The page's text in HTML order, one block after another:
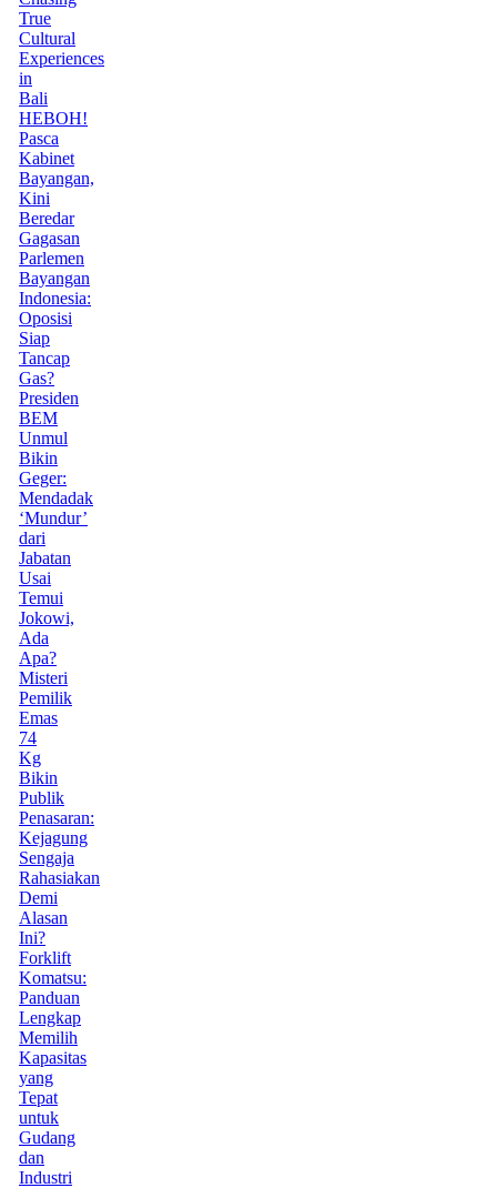
True
Cultural
Experiences
in
Bali
HEBOH!
Pasca
Kabinet
Bayangan,
Kini
Beredar
Gagasan
Parlemen
Bayangan
Indonesia:
Oposisi
Siap
Tancap
Gas?
Presiden
BEM
Unmul
Bikin
Geger:
Mendadak
‘Mundur’
dari
Jabatan
Usai
Temui
Jokowi,
Ada
Apa?
Misteri
Pemilik
Emas
74
Kg
Bikin
Publik
Penasaran:
Kejagung
Sengaja
Rahasiakan
Demi
Alasan
Ini?
Forklift
Komatsu:
Panduan
Lengkap
Memilih
Kapasitas
yang
Tepat
untuk
Gudang
dan
Industri